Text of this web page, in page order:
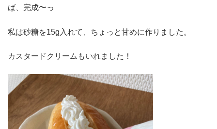
ば、完成〜っ
私は砂糖を15g入れて、ちょっと甘めに作りました。
カスタードクリームもいれました！